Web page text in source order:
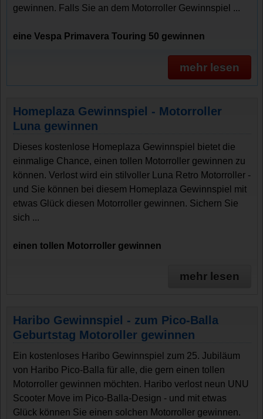
gewinnen. Falls Sie an dem Motorroller Gewinnspiel ...
eine Vespa Primavera Touring 50 gewinnen
mehr lesen
Homeplaza Gewinnspiel - Motorroller
Luna gewinnen
Dieses kostenlose Homeplaza Gewinnspiel bietet die
einmalige Chance, einen tollen Motorroller gewinnen zu
können. Verlost wird ein stilvoller Luna Retro Motorroller -
und Sie können bei diesem Homeplaza Gewinnspiel mit
etwas Glück diesen Motorroller gewinnen. Sichern Sie
sich ...
einen tollen Motorroller gewinnen
mehr lesen
Haribo Gewinnspiel - zum Pico-Balla
Geburtstag Motoroller gewinnen
Ein kostenloses Haribo Gewinnspiel zum 25. Jubiläum
von Haribo Pico-Balla für alle, die gern einen tollen
Motorroller gewinnen möchten. Haribo verlost neun UNU
Scooter Move im Pico-Balla-Design - und mit etwas
Glück können Sie einen solchen Motorroller gewinnen.